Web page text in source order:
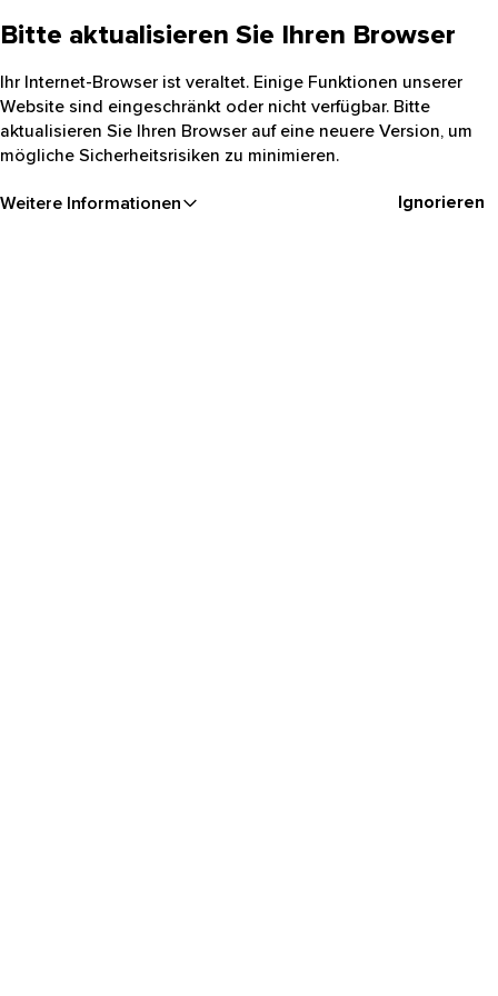
Bitte aktualisieren Sie Ihren Browser
Ihr Internet-Browser ist veraltet. Einige Funktionen unserer
Website sind eingeschränkt oder nicht verfügbar. Bitte
aktualisieren Sie Ihren Browser auf eine neuere Version, um
mögliche Sicherheitsrisiken zu minimieren.
Weitere Informationen Ignorieren